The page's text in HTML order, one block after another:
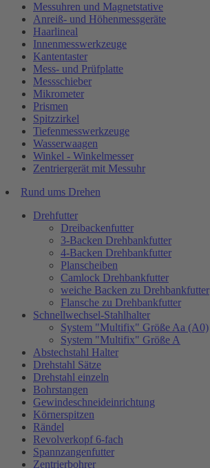
Messuhren und Magnetstative
Anreiß- und Höhenmessgeräte
Haarlineal
Innenmesswerkzeuge
Kantentaster
Mess- und Prüfplatte
Messschieber
Mikrometer
Prismen
Spitzzirkel
Tiefenmesswerkzeuge
Wasserwaagen
Winkel - Winkelmesser
Zentriergerät mit Messuhr
Rund ums Drehen
Drehfutter
Dreibackenfutter
3-Backen Drehbankfutter
4-Backen Drehbankfutter
Planscheiben
Camlock Drehbankfutter
weiche Backen zu Drehbankfutter
Flansche zu Drehbankfutter
Schnellwechsel-Stahlhalter
System "Multifix" Größe Aa (A0)
System "Multifix" Größe A
Abstechstahl Halter
Drehstahl Sätze
Drehstahl einzeln
Bohrstangen
Gewindeschneideinrichtung
Körnerspitzen
Rändel
Revolverkopf 6-fach
Spannzangenfutter
Zentrierbohrer